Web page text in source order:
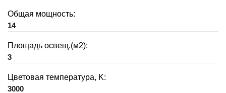
Общая мощность:
14
Площадь освещ.(м2):
3
Цветовая температура, K:
3000